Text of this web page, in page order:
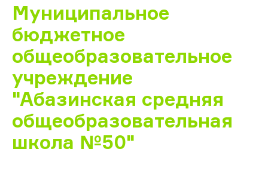
Муниципальное
бюджетное
общеобразовательное
учреждение
"Абазинская средняя
общеобразовательная
школа №50"